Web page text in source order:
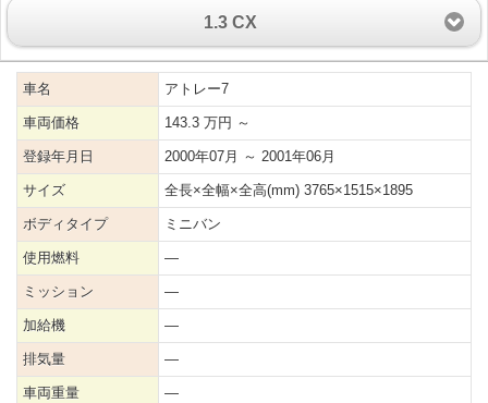
1.3 CX
車名 アトレー7
車両価格 143.3 万円 ～
登録年月日 2000年07月 ～ 2001年06月
サイズ 全長×全幅×全高(mm) 3765×1515×1895
ボディタイプ ミニバン
使用燃料 ―
ミッション ―
加給機 ―
排気量 ―
車両重量 ―